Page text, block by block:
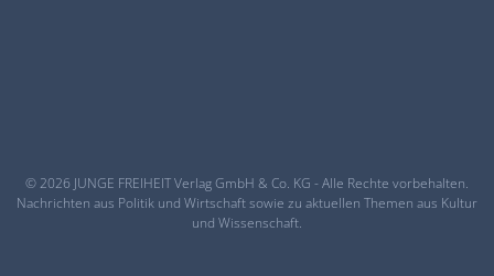
© 2026 JUNGE FREIHEIT Verlag GmbH & Co. KG - Alle Rechte vorbehalten.
Nachrichten aus Politik und Wirtschaft sowie zu aktuellen Themen aus Kultur
und Wissenschaft.